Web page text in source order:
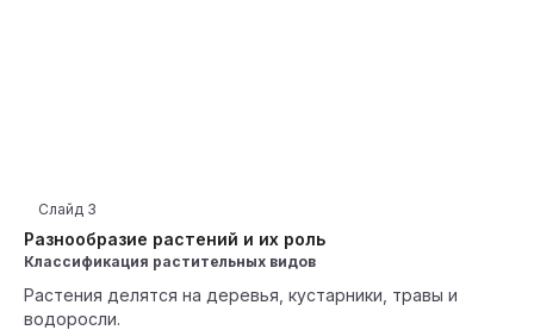
Разнообразие растений и их роль
Слайд 3
Классификация растительных видов
Растения делятся на деревья, кустарники, травы и
водоросли.